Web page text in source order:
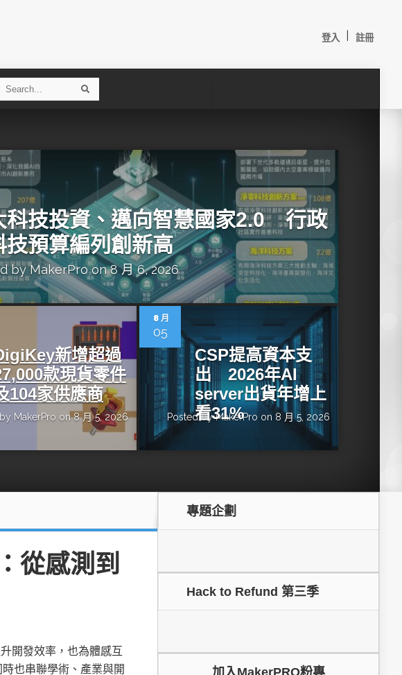
登入 註冊
攜手生態系夥伴分享Edge AI機器
經驗
OpenVINO×ExecuTorch：解鎖英特爾架構AI PC模型
推論效能新境界
級」Agentic AI方案比較：
NVIDIA、AMD
板AI加速晶片觀察
科技投資、邁向智慧國家2.0 行政
技預算編列創新高
byMakerProon 8 月 6, 2026
新增超過
款現貨零件
104家供應商
MakerPro on 8 月 5, 2026
8 月
05
CSP提高資本支
出 2026年AI
server出貨年增上
看31%
Posted byMakerPro on 8 月 5, 2026
從感測到
開發效率，也為體感互
也串聯學術、產業與開
專題企劃
Hack to Refund 第三季
加入MakerPRO粉專